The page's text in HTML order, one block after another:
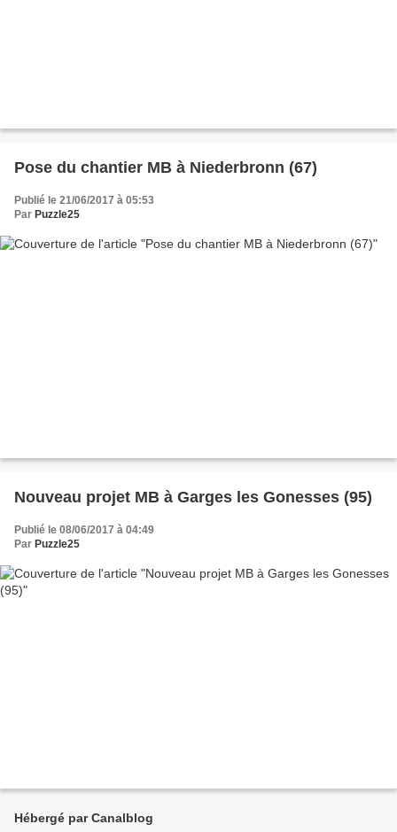
Pose du chantier MB à Niederbronn (67)
Publié le 21/06/2017 à 05:53
Par Puzzle25
Nouveau projet MB à Garges les Gonesses (95)
Publié le 08/06/2017 à 04:49
Par Puzzle25
Hébergé par Canalblog